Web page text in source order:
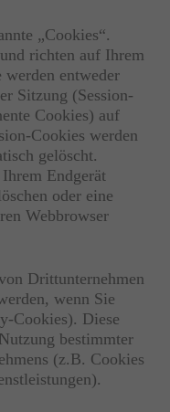
„Cookies“.
richten auf Ihrem
werden entweder
Sitzung (Session-
Cookies) auf
Cookies werden
gelöscht.
Endgerät
oder eine
Webbrowser
Drittunternehmen
wenn Sie
Cookies). Diese
bestimmter
(z.B. Cookies